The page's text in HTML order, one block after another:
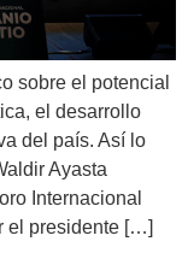
sobre el potencial
el desarrollo
del país. Así lo
Ayasta
Internacional
el presidente […]